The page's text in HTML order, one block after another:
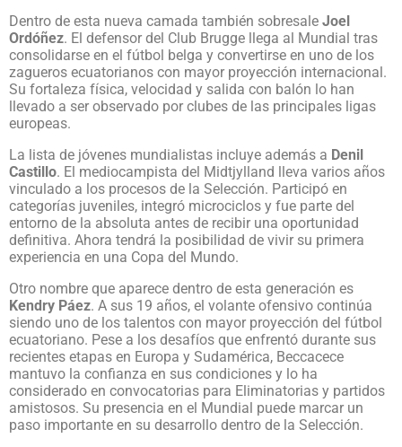
Dentro de esta nueva camada también sobresale Joel
Ordóñez. El defensor del Club Brugge llega al Mundial tras
consolidarse en el fútbol belga y convertirse en uno de los
zagueros ecuatorianos con mayor proyección internacional.
Su fortaleza física, velocidad y salida con balón lo han
llevado a ser observado por clubes de las principales ligas
europeas.
La lista de jóvenes mundialistas incluye además a Denil
Castillo. El mediocampista del Midtjylland lleva varios años
vinculado a los procesos de la Selección. Participó en
categorías juveniles, integró microciclos y fue parte del
entorno de la absoluta antes de recibir una oportunidad
definitiva. Ahora tendrá la posibilidad de vivir su primera
experiencia en una Copa del Mundo.
Otro nombre que aparece dentro de esta generación es
Kendry Páez. A sus 19 años, el volante ofensivo continúa
siendo uno de los talentos con mayor proyección del fútbol
ecuatoriano. Pese a los desafíos que enfrentó durante sus
recientes etapas en Europa y Sudamérica, Beccacece
mantuvo la confianza en sus condiciones y lo ha
considerado en convocatorias para Eliminatorias y partidos
amistosos. Su presencia en el Mundial puede marcar un
paso importante en su desarrollo dentro de la Selección.